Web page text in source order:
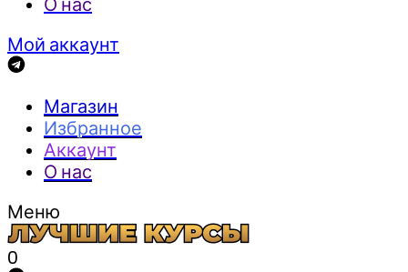
О нас
Мой аккаунт
Магазин
Избранное
Аккаунт
О нас
Меню
0